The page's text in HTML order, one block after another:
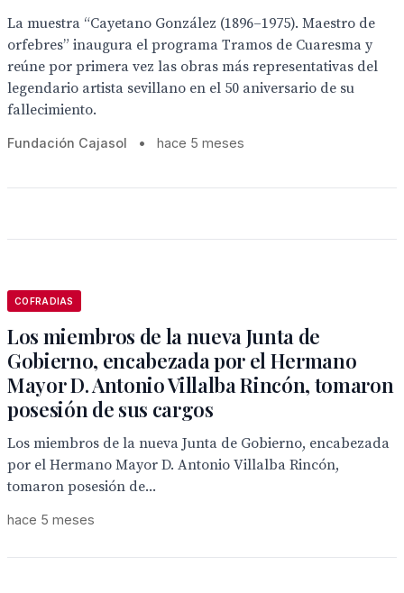
La muestra “Cayetano González (1896–1975). Maestro de
orfebres” inaugura el programa Tramos de Cuaresma y
reúne por primera vez las obras más representativas del
legendario artista sevillano en el 50 aniversario de su
fallecimiento.
Fundación Cajasol • hace 5 meses
COFRADIAS
Los miembros de la nueva Junta de
Gobierno, encabezada por el Hermano
Mayor D. Antonio Villalba Rincón, tomaron
posesión de sus cargos
Los miembros de la nueva Junta de Gobierno, encabezada
por el Hermano Mayor D. Antonio Villalba Rincón,
tomaron posesión de...
hace 5 meses